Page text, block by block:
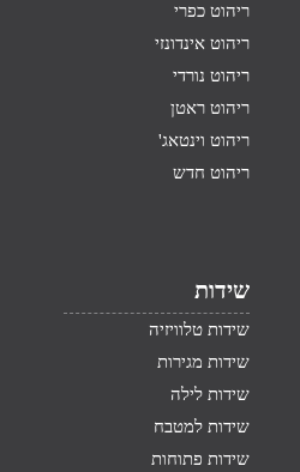
ריהוט כפרי
ריהוט אינדונזי
ריהוט נורדי
ריהוט ראטן
ריהוט וינטאג'
ריהוט חדש
שידות
שידות טלוויזיה
שידות מגירות
שידות לילה
שידות למטבח
שידות פתוחות